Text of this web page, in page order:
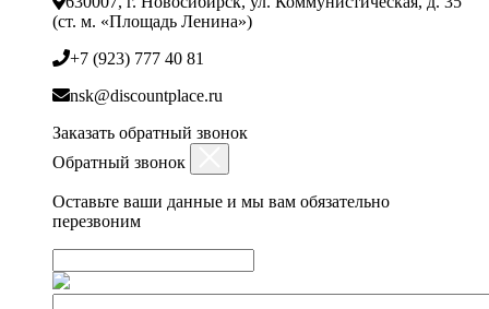
(ст. м. «Площадь Ленина»)
+7 (923) 777 40 81
nsk@discountplace.ru
Заказать обратный звонок
Обратный звонок
Оставьте ваши данные и мы вам обязательно
перезвоним